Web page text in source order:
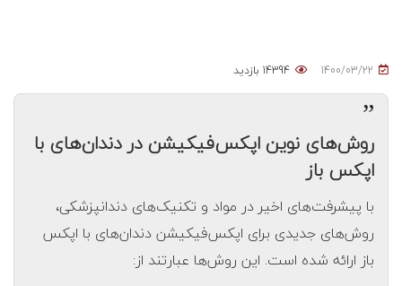
”
روش‌های نوین اپکس‌فیکیشن در دندان‌های با
اپکس باز
با پیشرفت‌های اخیر در مواد و تکنیک‌های دندانپزشکی،
روش‌های جدیدی برای اپکس‌فیکیشن دندان‌های با اپکس
باز ارائه شده است. این روش‌ها عبارتند از: